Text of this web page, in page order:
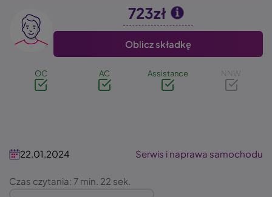
Image 723zł
Oblicz składkę
OC AC Assistance NNW
22.01.2024 Serwis i naprawa samochodu
Czas czytania: 7 min. 22 sek.